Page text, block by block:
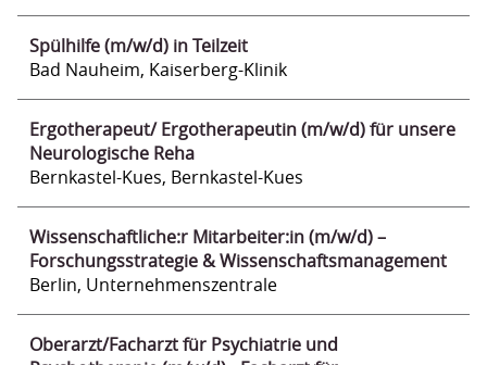
Spülhilfe (m/w/d) in Teilzeit
Bad Nauheim, Kaiserberg-Klinik
Ergotherapeut/ Ergotherapeutin (m/w/d) für unsere
Neurologische Reha
Bernkastel-Kues, Bernkastel-Kues
Wissenschaftliche:r Mitarbeiter:in (m/w/d) –
Forschungsstrategie & Wissenschaftsmanagement
Berlin, Unternehmenszentrale
Oberarzt/Facharzt für Psychiatrie und